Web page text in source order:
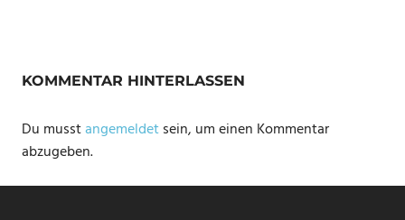
KOMMENTAR HINTERLASSEN
Du musstangemeldetsein, um einen Kommentar
abzugeben.